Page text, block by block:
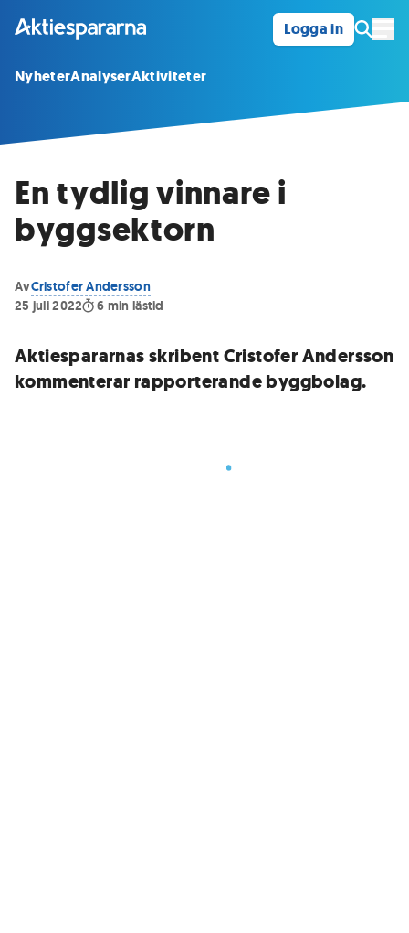
Logga in
NyheterAnalyserAktiviteter
En tydlig vinnare i
byggsektorn
AvCristofer Andersson
25 juli 2022
6 min lästid
Aktiespararnas skribent Cristofer Andersson
kommenterar rapporterande byggbolag.